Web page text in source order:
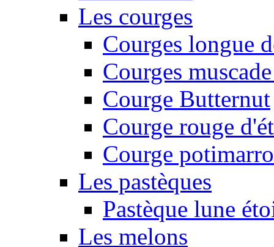
Les courges
Courges longue
Courges
Courge Butternut
Courge rouge
Courge
Les pastèques
Pastèque lune
Les melons